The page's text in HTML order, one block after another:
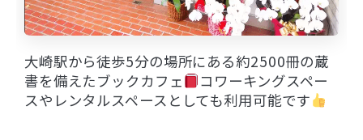
大崎駅から徒歩5分の場所にある約2500冊の蔵
書を備えたブックカフェ
コワーキングスペー
スやレンタルスペースとしても利用可能です